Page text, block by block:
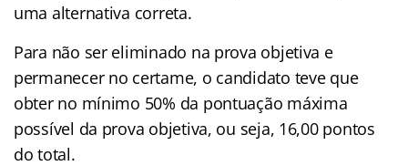
uma alternativa correta.
Para não ser eliminado na prova objetiva e
permanecer no certame, o candidato teve que
obter no mínimo 50% da pontuação máxima
possível da prova objetiva, ou seja, 16,00 pontos
do total.